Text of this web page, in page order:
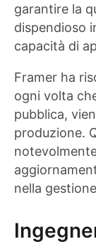
garantire la
dispendioso
capacità di
Framer ha
ogni volta
pubblica,
produzione.
nella